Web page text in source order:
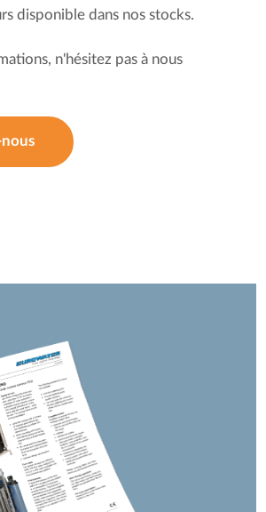
disponible dans nos stocks.
n'hésitez pas à nous